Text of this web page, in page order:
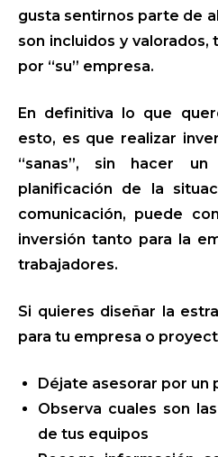
gusta sentirnos parte de
son incluidos y valorados,
por “su” empresa.
En definitiva lo que
esto, es que realizar
“sanas”, sin hacer
planificación de la
comunicación, puede
inversión tanto para la
trabajadores.
Si quieres diseñar la
para tu empresa o
Déjate asesorar por
Observa cuales son
de tus equipos